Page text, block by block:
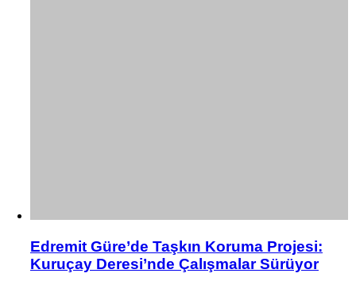
Edremit Güre’de Taşkın Koruma Projesi:
Kuruçay Deresi’nde Çalışmalar Sürüyor